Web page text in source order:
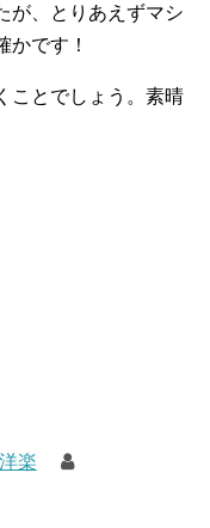
が、とりあえずマシ
かです！
ことでしょう。素晴
洋楽